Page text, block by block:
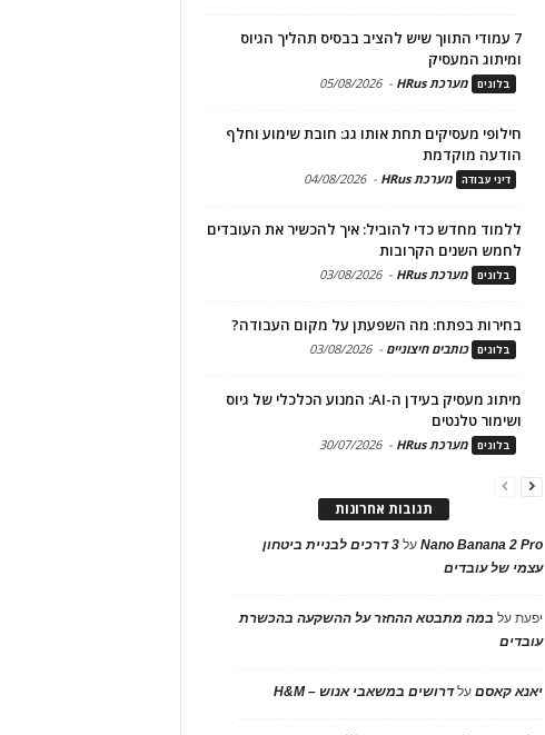
7 עמודי התווך שיש להציב בבסיס תהליך הגיוס
ומיתוג המעסיק
בלוגים מערכת HRus -
05/08/2026
חילופי מעסיקים תחת אותו גג: חובת שימוע וחלף
הודעה מוקדמת
דיני עבודה מערכת HRus -
04/08/2026
ללמוד מחדש כדי להוביל: איך להכשיר את העובדים
לחמש השנים הקרובות
בלוגים מערכת HRus -
03/08/2026
בחירות בפתח: מה השפעתן על מקום העבודה?
בלוגים כותבים חיצוניים -
03/08/2026
מיתוג מעסיק בעידן ה-AI: המנוע הכלכלי של גיוס
ושימור טלנטים
בלוגים מערכת HRus -
30/07/2026
תגובות אחרונות
Nano Banana 2 Proעל
3 דרכים לבניית ביטחון
עצמי של עובדים
יפעתעל במה מתבטא ההחזר על ההשקעה בהכשרת
עובדים
יאנא קאסםעלדרושים במשאבי אנוש – H&M